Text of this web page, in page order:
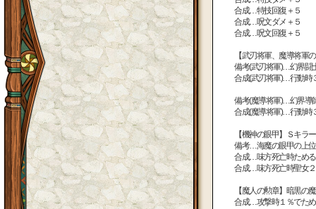
合成…特技回復＋５
合成…呪文ダメ＋５
合成…呪文回復＋５
【武刃将軍、魔導将軍
備考(武刃将軍)…幻界闘
合成(武刃将軍)…行動時
備考(魔導将軍)…幻界導
合成(魔導将軍)…行動時
【機神の眼甲】Ｓキラ
備考…海魔の眼甲の上位
合成…味方死亡時ため
合成…味方死亡時聖女
【魔人の勲章】暗黒の
合成…攻撃時１％でた